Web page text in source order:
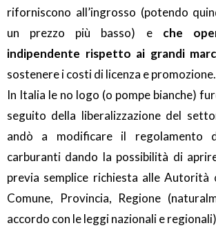
riforniscono all’ingrosso (potendo
un prezzo più basso) e che
indipendente rispetto ai grandi
sostenere i costi di licenza e promozione.
In Italia le no logo (o pompe bianche)
seguito della liberalizzazione del
andò a modificare il regolamento
carburanti dando la possibilità di
previa semplice richiesta alle Autorità
Comune, Provincia, Regione
accordo con le leggi nazionali e